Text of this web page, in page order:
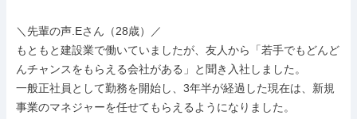
＼先輩の声.Eさん（28歳）／
もともと建設業で働いていましたが、友人から「若手でもどんど
んチャンスをもらえる会社がある」と聞き入社しました。
一般正社員として勤務を開始し、3年半が経過した現在は、新規
事業のマネジャーを任せてもらえるようになりました。